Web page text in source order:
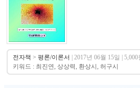
전자책 > 평론/이론서 | 2017년 06월 15일 |
키워드 : 최진연, 상상력, 환상시, 허구시